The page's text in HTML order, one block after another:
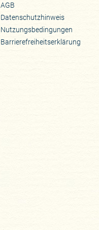
AGB
Datenschutzhinweis
Nutzungsbedingungen
Barrierefreiheitserklärung